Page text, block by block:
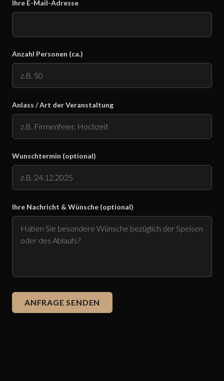
Ihre E-Mail-Adresse
Anzahl Personen (ca.)
Anlass / Art der Veranstaltung
Wunschtermin (optional)
Ihre Nachricht & Wünsche (optional)
ANFRAGE SENDEN